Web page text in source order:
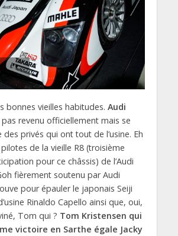
bonnes vieilles habitudes. Audi
pas revenu officiellement mais se
des privés qui ont tout de l’usine. Eh
de la vieille R8 (troisième
pour ce châssis) de l’Audi
fièrement soutenu par Audi
pour épauler le japonais Seiji
Rinaldo Capello ainsi que, oui,
Tom qui ? Tom Kristensen qui
victoire en Sarthe égale Jacky